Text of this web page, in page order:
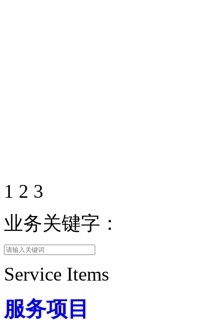
1 2 3
业务关键字：
Service Items
服务项目